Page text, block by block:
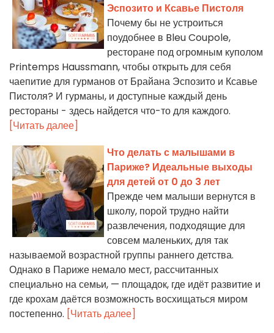
Эспозито и Ксавье Пистоля
Почему бы не устроиться
поудобнее в Bleu Coupole,
ресторане под огромным куполом
Printemps Haussmann, чтобы открыть для себя
чаепитие для гурманов от Брайана Эспозито и Ксавье
Пистоля? И гурманы, и доступные каждый день
рестораны - здесь найдется что-то для каждого.
[Читать далее]
Что делать с малышами в
Париже? Идеальные выходы
для детей от 0 до 3 лет
Прежде чем малыши вернутся в
школу, порой трудно найти
развлечения, подходящие для
совсем маленьких, для так
называемой возрастной группы раннего детства.
Однако в Париже немало мест, рассчитанных
специально на семьи, — площадок, где идёт развитие и
где крохам даётся возможность восхищаться миром
постепенно. [Читать далее]